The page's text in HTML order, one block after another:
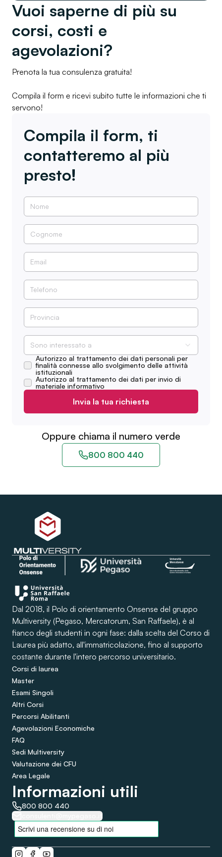
Vuoi saperne di più su
corsi, costi e
agevolazioni?
Prenota la tua consulenza gratuita!
Compila il form e ricevi subito tutte le informazioni che ti
servono!
Compila il form, ti
contatteremo al più
presto!
Sono interessato a
Autorizzo al trattamento dei dati personali per
finalità connesse allo svolgimento delle attività
istituzionali
Autorizzo al trattamento dei dati per invio di
materiale informativo
Invia la tua richiesta
Oppure chiama il numero verde
800 800 440
Dal 2018, il Polo di orientamento Onsense del gruppo
Multiversity (Pegaso, Mercatorum, San Raffaele), è al
fianco degli studenti in ogni fase: dalla scelta del Corso di
Laurea più adatto, all'immatricolazione, fino al supporto
costante durante l'intero percorso universitario.
Corsi di laurea
Master
Esami Singoli
Altri Corsi
Percorsi Abilitanti
Agevolazioni Economiche
FAQ
Sedi Multiversity
Valutazione dei CFU
Area Legale
Informazioni utili
800 800 440
consulenti@mypegaso.it